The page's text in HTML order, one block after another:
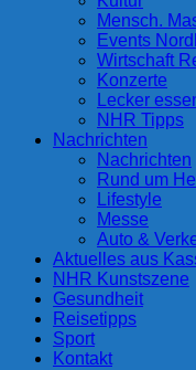
Mensch.
Events
Wirtschaft
Konzerte
Lecker
NHR Tipps
Nachrichten
Nachrichten
Rund um
Lifestyle
Messe
Auto &
Aktuelles aus
NHR Kunstszene
Gesundheit
Reisetipps
Sport
Kontakt